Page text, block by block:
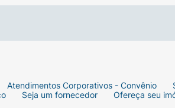
Atendimentos Corporativos - Convênio
Seja um fornecedor Ofereça seu